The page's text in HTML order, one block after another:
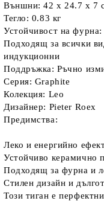
Външни: 42 x 24.7 x 7
Тегло: 0.83 кг
Устойчивост на
Подходящ за всички
индукционни
Поддръжка: Ръчно
Серия: Graphite
Колекция: Leo
Дизайнер: Pieter Roex
Предимства:
Леко и енергийно
Устойчиво керамично
Подходящ за фурна и
Стилен дизайн и
Този тиган е